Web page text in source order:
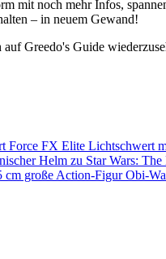
mit noch mehr Infos,
– in neuem Gewand!
Greedo's Guide